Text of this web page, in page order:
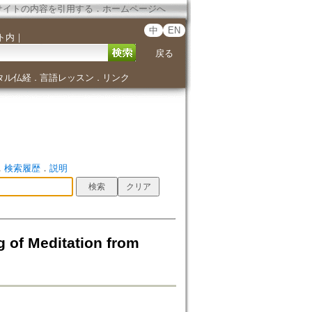
イトの内容を引用する ． ホームページへ
内 ｜
中 EN
戻る
ル仏経． 言語レッスン ． リンク
検索履歴． 説明
of Meditation from